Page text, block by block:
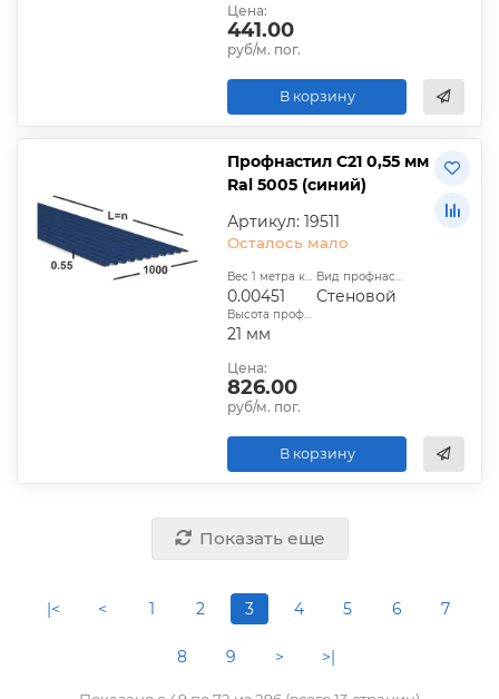
Цена:
441.00
руб/м. пог.
В корзину
Профнастил С21 0,55 мм
Ral 5005 (синий)
Артикул: 19511
Осталось мало
Вес 1 метра квадратного, т:
0.00451
Вид профнастила:
Стеновой
Высота профиля:
21 мм
Цена:
826.00
руб/м. пог.
В корзину
Показать еще
|< < 1 2 3 4 5 6 7
8 9 > >|